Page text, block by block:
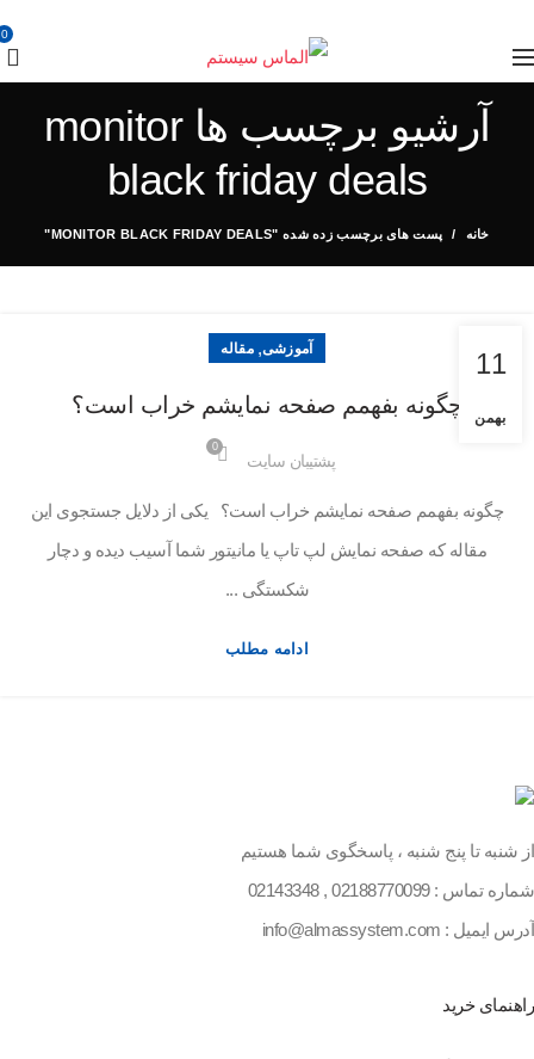
0
آرشیو برچسب ها monitor
black friday deals
خانه پست های برچسب زده شده "MONITOR BLACK FRIDAY DEALS"
11
بهمن
آموزشی,مقاله
چگونه بفهمم صفحه نمایشم خراب است؟
پشتیبان سایت
0
چگونه بفهمم صفحه نمایشم خراب است؟ یکی از دلایل جستجوی این
مقاله که صفحه نمایش لپ تاپ یا مانیتور شما آسیب دیده و دچار
شکستگی ...
ادامه مطلب
از شنبه تا پنج شنبه ، پاسخگوی شما هستیم
شماره تماس :02188770099
,
02143348
آدرس ایمیل : info@almassystem.com
راهنمای خرید